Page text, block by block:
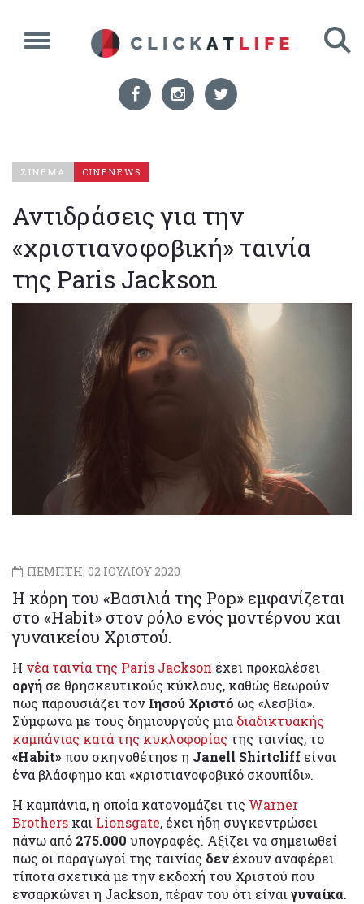
ΣΙΝΕΜΑ CINENEWS
Αντιδράσεις για την
«χριστιανοφοβική» ταινία
της Paris Jackson
ΠΕΜΠΤΗ, 02 ΙΟΥΛΙΟΥ 2020
Η κόρη του «Βασιλιά της Pop» εμφανίζεται
στο «Habit» στον ρόλο ενός μοντέρνου και
γυναικείου Χριστού.
Η νέα ταινία της Paris Jackson έχει προκαλέσει
οργή σε θρησκευτικούς κύκλους, καθώς θεωρούν
πως παρουσιάζει τον Ιησού Χριστό ως «λεσβία».
Σύμφωνα με τους δημιουργούς μια διαδικτυακής
καμπάνιας κατά της κυκλοφορίας της ταινίας, το
«Habit» που σκηνοθέτησε η Janell Shirtcliff είναι
ένα βλάσφημο και «χριστιανοφοβικό σκουπίδι».
Η καμπάνια, η οποία κατονομάζει τις Warner
Brothers και Lionsgate, έχει ήδη συγκεντρώσει
πάνω από 275.000 υπογραφές. Αξίζει να σημειωθεί
πως οι παραγωγοί της ταινίας δεν έχουν αναφέρει
τίποτα σχετικά με την εκδοχή του Χριστού που
ενσαρκώνει η Jackson, πέραν του ότι είναιγυναίκα.